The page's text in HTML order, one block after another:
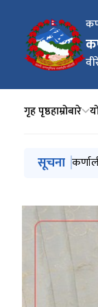
गृह पृष्ठहाम्रोबारे
मुख्य नेभिगेसनमा
सूचना